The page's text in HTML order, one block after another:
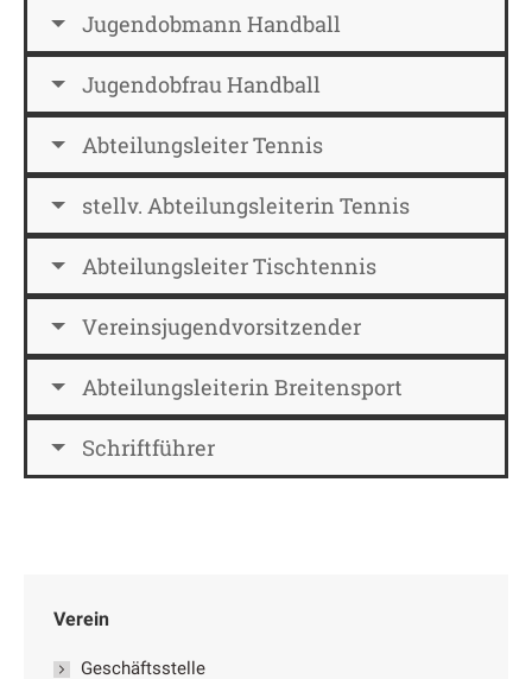
Jugendobmann Handball
Jugendobfrau Handball
Abteilungsleiter Tennis
stellv. Abteilungsleiterin Tennis
Abteilungsleiter Tischtennis
Vereinsjugendvorsitzender
Abteilungsleiterin Breitensport
Schriftführer
Verein
Geschäftsstelle